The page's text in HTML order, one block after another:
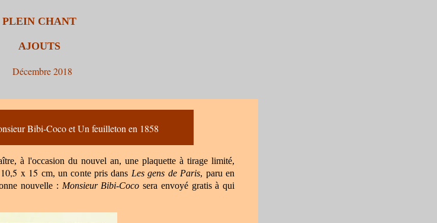
PLEIN CHANT
AJOUTS
Décembre 2018
Bibi-Coco et Un feuilleton en 1858
à l'occasion du nouvel an, une plaquette à tirage limité,
10,5 x 15 cm,un conte pris dans Lesgens de Paris, paru en
nouvelle : Monsieur Bibi-Coco sera envoyé gratis à qui